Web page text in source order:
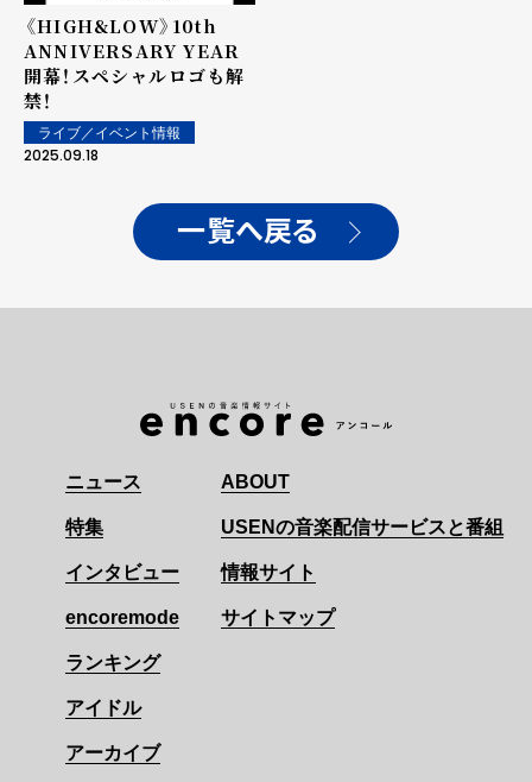
《HIGH&LOW》10th
ANNIVERSARY YEAR
開幕！スペシャルロゴも解
禁！
ライブ／イベント情報
2025.09.18
一覧へ戻る
ニュース
特集
インタビュー
encoremode
ランキング
アイドル
アーカイブ
ABOUT
USENの音楽配信サービスと番組
情報サイト
サイトマップ